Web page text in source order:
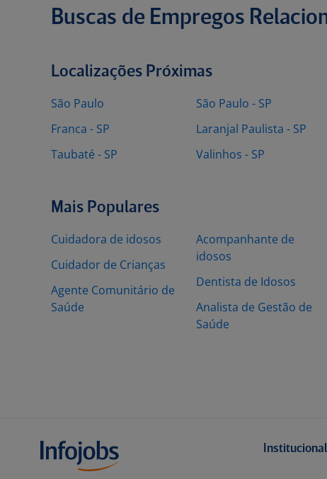
Buscas de Empregos
Localizações Próximas
São Paulo
Franca - SP
Taubaté - SP
São Paulo - SP
Laranjal Paulista - SP
Valinhos - SP
Mais Populares
Cuidadora de idosos
Cuidador de Crianças
Agente Comunitário de
Saúde
Acompanhante de
idosos
Dentista de Idosos
Analista de Gestão de
Saúde
Institucional